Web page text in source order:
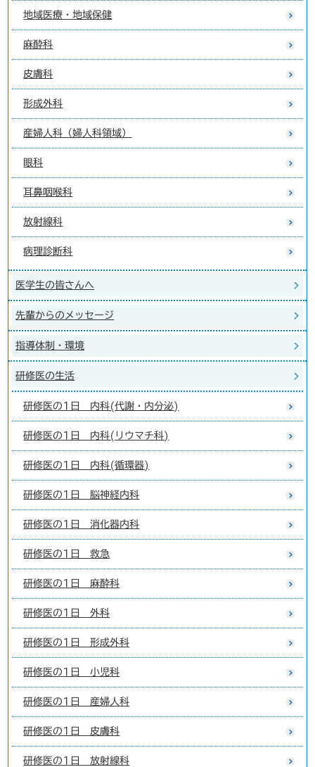
地域医療・地域保健
麻酔科
皮膚科
形成外科
産婦人科（婦人科領域）
眼科
耳鼻咽喉科
放射線科
病理診断科
医学生の皆さんへ
先輩からのメッセージ
指導体制・環境
研修医の生活
研修医の1日 内科(代謝・内分泌)
研修医の1日 内科(リウマチ科)
研修医の1日 内科(循環器)
研修医の1日 脳神経内科
研修医の1日 消化器内科
研修医の1日 救急
研修医の1日 麻酔科
研修医の1日 外科
研修医の1日 形成外科
研修医の1日 小児科
研修医の1日 産婦人科
研修医の1日 皮膚科
研修医の1日 放射線科